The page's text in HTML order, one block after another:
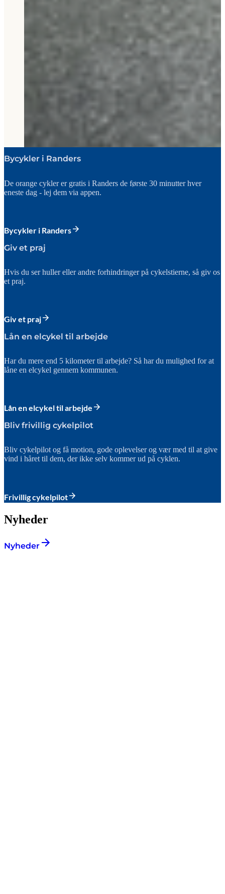
Bycykler i Randers
De orange cykler er gratis i Randers de første 30 minutter hver
eneste dag - lej dem via appen.
Bycykler i Randers
Giv et praj
Hvis du ser huller eller andre forhindringer på cykelstierne, så giv os
et praj.
Giv et praj
Lån en elcykel til arbejde
Har du mere end 5 kilometer til arbejde? Så har du mulighed for at
låne en elcykel gennem kommunen.
Lån en elcykel til arbejde
Bliv frivillig cykelpilot
Bliv cykelpilot og få motion, gode oplevelser og vær med til at give
vind i håret til dem, der ikke selv kommer ud på cyklen.
Frivillig cykelpilot
Nyheder
Nyheder